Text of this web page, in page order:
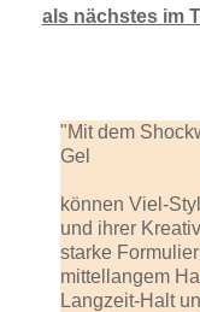
als nächstes im
"Mit dem
Gel
können Viel-
und ihrer
starke
mittellangem
Langzeit-Halt